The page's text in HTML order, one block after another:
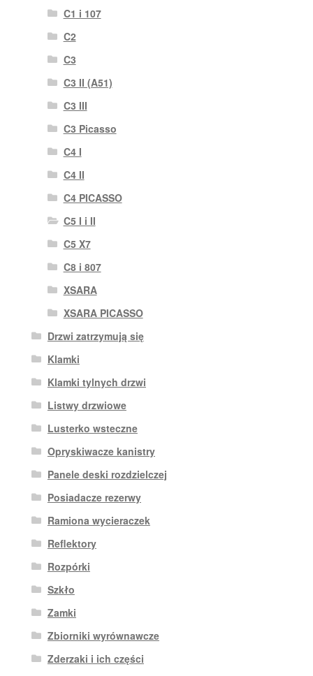
C1 i 107
C2
C3
C3 II (A51)
C3 III
C3 Picasso
C4 I
C4 II
C4 PICASSO
C5 I i II
C5 X7
C8 i 807
XSARA
XSARA PICASSO
Drzwi zatrzymują się
Klamki
Klamki tylnych drzwi
Listwy drzwiowe
Lusterko wsteczne
Opryskiwacze kanistry
Panele deski rozdzielczej
Posiadacze rezerwy
Ramiona wycieraczek
Reflektory
Rozpórki
Szkło
Zamki
Zbiorniki wyrównawcze
Zderzaki i ich części